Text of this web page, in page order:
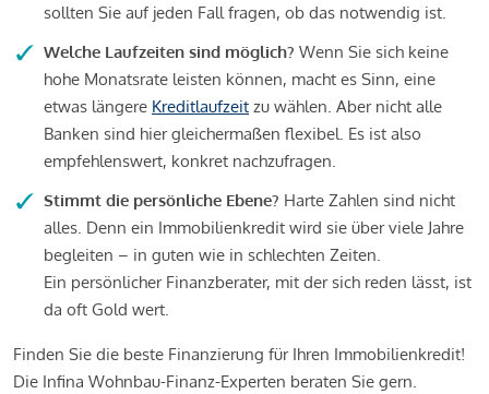
sollten Sie auf jeden Fall fragen, ob das notwendig ist.
Welche Laufzeiten sind möglich? Wenn Sie sich keine
hohe Monatsrate leisten können, macht es Sinn, eine
etwas längere Kreditlaufzeit zu wählen. Aber nicht alle
Banken sind hier gleichermaßen flexibel. Es ist also
empfehlenswert, konkret nachzufragen.
Stimmt die persönliche Ebene? Harte Zahlen sind nicht
alles. Denn ein Immobilienkredit wird sie über viele Jahre
begleiten – in guten wie in schlechten Zeiten.
Ein persönlicher Finanzberater, mit der sich reden lässt, ist
da oft Gold wert.
Finden Sie die beste Finanzierung für Ihren Immobilienkredit!
Die Infina Wohnbau-Finanz-Experten beraten Sie gern.